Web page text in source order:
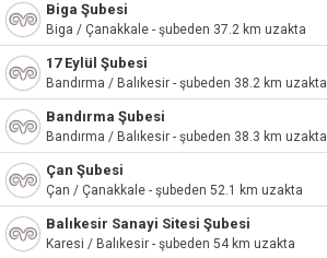
Biga Şubesi
Biga / Çanakkale - şubeden 37.2 km uzakta
17 Eylül Şubesi
Bandırma / Balıkesir - şubeden 38.2 km uzakta
Bandırma Şubesi
Bandırma / Balıkesir - şubeden 38.3 km uzakta
Çan Şubesi
Çan / Çanakkale - şubeden 52.1 km uzakta
Balıkesir Sanayi Sitesi Şubesi
Karesi / Balıkesir - şubeden 54 km uzakta